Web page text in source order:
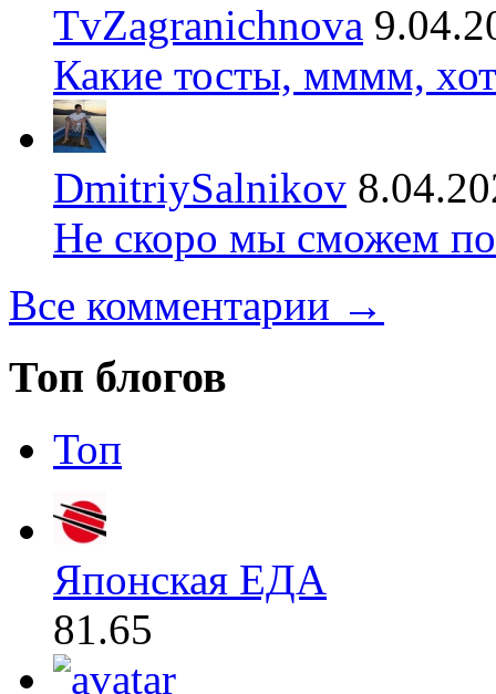
TvZagranichnova
Какие тосты, мммм,
DmitriySalnikov
Не скоро мы сможем
Все комментарии →
Топ блогов
Топ
Японская ЕДА
81.65